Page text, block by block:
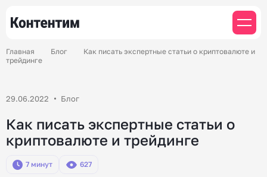
Главная Блог
Как писать экспертные статьи о криптовалюте и
трейдинге
29.06.2022 Блог
Как писать экспертные статьи о
криптовалюте и трейдинге
7 минут 627